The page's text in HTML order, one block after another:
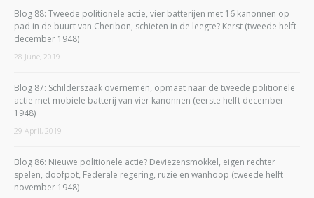
Blog 88: Tweede politionele actie, vier batterijen met 16 kanonnen op
pad in de buurt van Cheribon, schieten in de leegte? Kerst (tweede helft
december 1948)
28 June, 2019
Blog 87: Schilderszaak overnemen, opmaat naar de tweede politionele
actie met mobiele batterij van vier kanonnen (eerste helft december
1948)
29 April, 2019
Blog 86: Nieuwe politionele actie? Deviezensmokkel, eigen rechter
spelen, doofpot, Federale regering, ruzie en wanhoop (tweede helft
november 1948)